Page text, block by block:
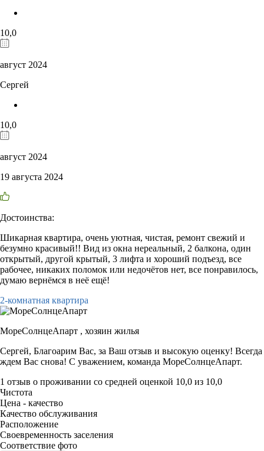
10,0
август 2024
Сергей
10,0
август 2024
19 августа 2024
Достоинства:
Шикарная квартира, очень уютная, чистая, ремонт свежий и
безумно красивый!! Вид из окна нереальный, 2 балкона, один
открытый, другой крытый, 3 лифта и хороший подъезд, все
рабочее, никаких поломок или недочётов нет, все понравилось,
думаю вернёмся в неё ещё!
2-комнатная квартира
МореСолнцеАпарт , хозяин жилья
Сергей, Благоарим Вас, за Ваш отзыв и высокую оценку! Всегда
ждем Вас снова! С уважением, команда МореСолнцеАпарт.
1 отзыв о проживании со средней оценкой 10,0 из 10,0
Чистота
Цена - качество
Качество обслуживания
Расположение
Своевременность заселения
Соответствие фото